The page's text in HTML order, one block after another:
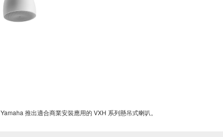
Yamaha 推出適合商業安裝應用的 VXH 系列懸吊式喇叭。